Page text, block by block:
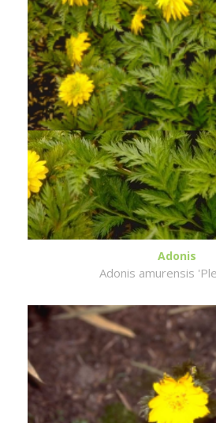
Adonis
Adonis amurensis